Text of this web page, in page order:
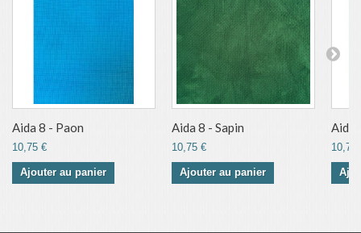
Aida 8 - Paon
10,75 €
Ajouter au panier
Aida 8 - Sapin
10,75 €
Ajouter au panier
Aida
10,75